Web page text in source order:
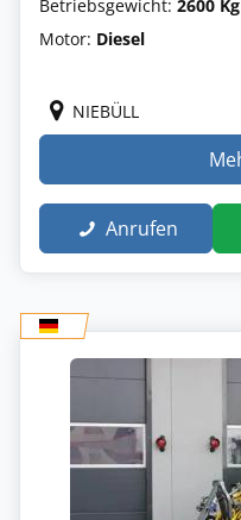
Betriebsgewicht: 2600 Kg
Motor: Diesel
NIEBÜLL
Anrufen